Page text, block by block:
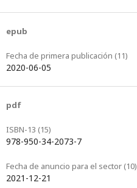
epub
Fecha de primera publicación (11)
2020-06-05
pdf
ISBN-13 (15)
978-950-34-2073-7
Fecha de anuncio para el sector (10)
2021-12-21